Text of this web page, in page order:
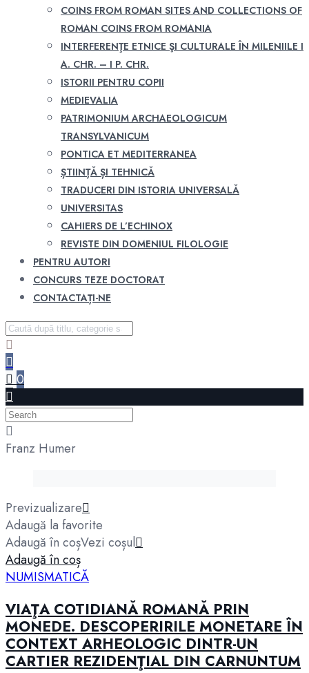
COINS FROM ROMAN SITES AND COLLECTIONS OF
ROMAN COINS FROM ROMANIA
INTERFERENŢE ETNICE ŞI CULTURALE ÎN MILENIILE I
A. CHR. – I P. CHR.
ISTORII PENTRU COPII
MEDIEVALIA
PATRIMONIUM ARCHAEOLOGICUM
TRANSYLVANICUM
PONTICA ET MEDITERRANEA
ȘTIINȚĂ ȘI TEHNICĂ
TRADUCERI DIN ISTORIA UNIVERSALĂ
UNIVERSITAS
CAHIERS DE L’ECHINOX
REVISTE DIN DOMENIUL FILOLOGIE
PENTRU AUTORI
CONCURS TEZE DOCTORAT
CONTACTAȚI-NE
0
Franz Humer
Previzualizare
Adaugă la favorite
Adaugă în coșVezi coșul
Adaugă în coș
NUMISMATICĂ
VIAŢA COTIDIANĂ ROMANĂ PRIN
MONEDE. DESCOPERIRILE MONETARE ÎN
CONTEXT ARHEOLOGIC DINTR-UN
CARTIER REZIDENŢIAL DIN CARNUNTUM